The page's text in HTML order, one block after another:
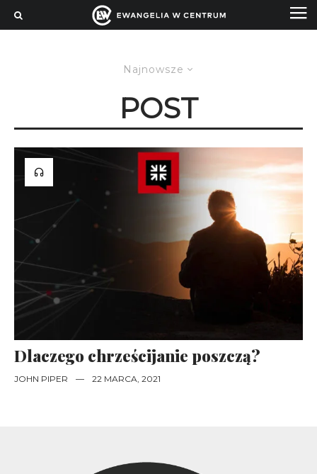
Najnowsze
POST
Dlaczego chrześcijanie poszczą?
JOHN PIPER — 22 MARCA, 2021